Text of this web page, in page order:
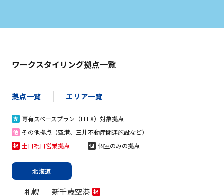
ワークスタイリング拠点一覧
拠点一覧 エリア一覧
専 専有スペースプラン（FLEX）対象拠点
他 その他拠点（空港、三井不動産関連施設など）
祝 土日祝日営業拠点 個 個室のみの拠点
北海道
札幌 新千歳空港 祝